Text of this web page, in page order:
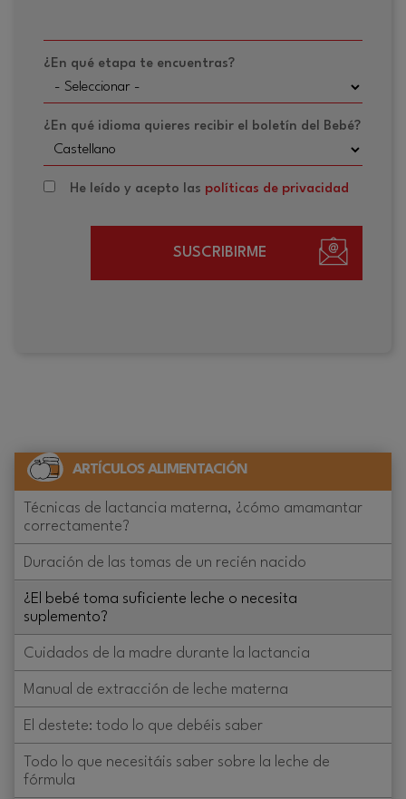
¿En qué etapa te encuentras?
¿En qué idioma quieres recibir el boletín del Bebé?
He leído y acepto las políticas de privacidad
SUSCRIBIRME
ARTÍCULOS ALIMENTACIÓN
Técnicas de lactancia materna, ¿cómo amamantar
correctamente?
Duración de las tomas de un recién nacido
¿El bebé toma suficiente leche o necesita
suplemento?
Cuidados de la madre durante la lactancia
Manual de extracción de leche materna
El destete: todo lo que debéis saber
Todo lo que necesitáis saber sobre la leche de
fórmula